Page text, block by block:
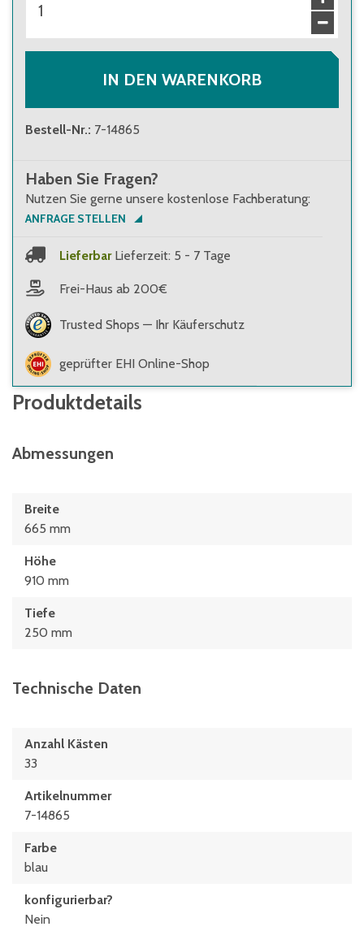
IN DEN WARENKORB
Bestell-Nr.: 7-14865
Haben Sie Fragen?
Nutzen Sie gerne unsere kostenlose Fachberatung:
ANFRAGE STELLEN
Lieferbar Lieferzeit: 5 - 7 Tage
Frei-Haus ab 200€
Trusted Shops — Ihr Käuferschutz
geprüfter EHI Online-Shop
Produktdetails
Abmessungen
Breite
665 mm
Höhe
910 mm
Tiefe
250 mm
Technische Daten
Anzahl Kästen
33
Artikelnummer
7-14865
Farbe
blau
konfigurierbar?
Nein